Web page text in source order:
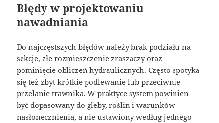
Błędy w projektowaniu
nawadniania
Do najczęstszych błędów należy brak podziału na
sekcje, złe rozmieszczenie zraszaczy oraz
pominięcie obliczeń hydraulicznych. Często spotyka
się też zbyt krótkie podlewanie lub przeciwnie –
przelanie trawnika. W praktyce system powinien
być dopasowany do gleby, roślin i warunków
nasłonecznienia, a nie ustawiony według jednego